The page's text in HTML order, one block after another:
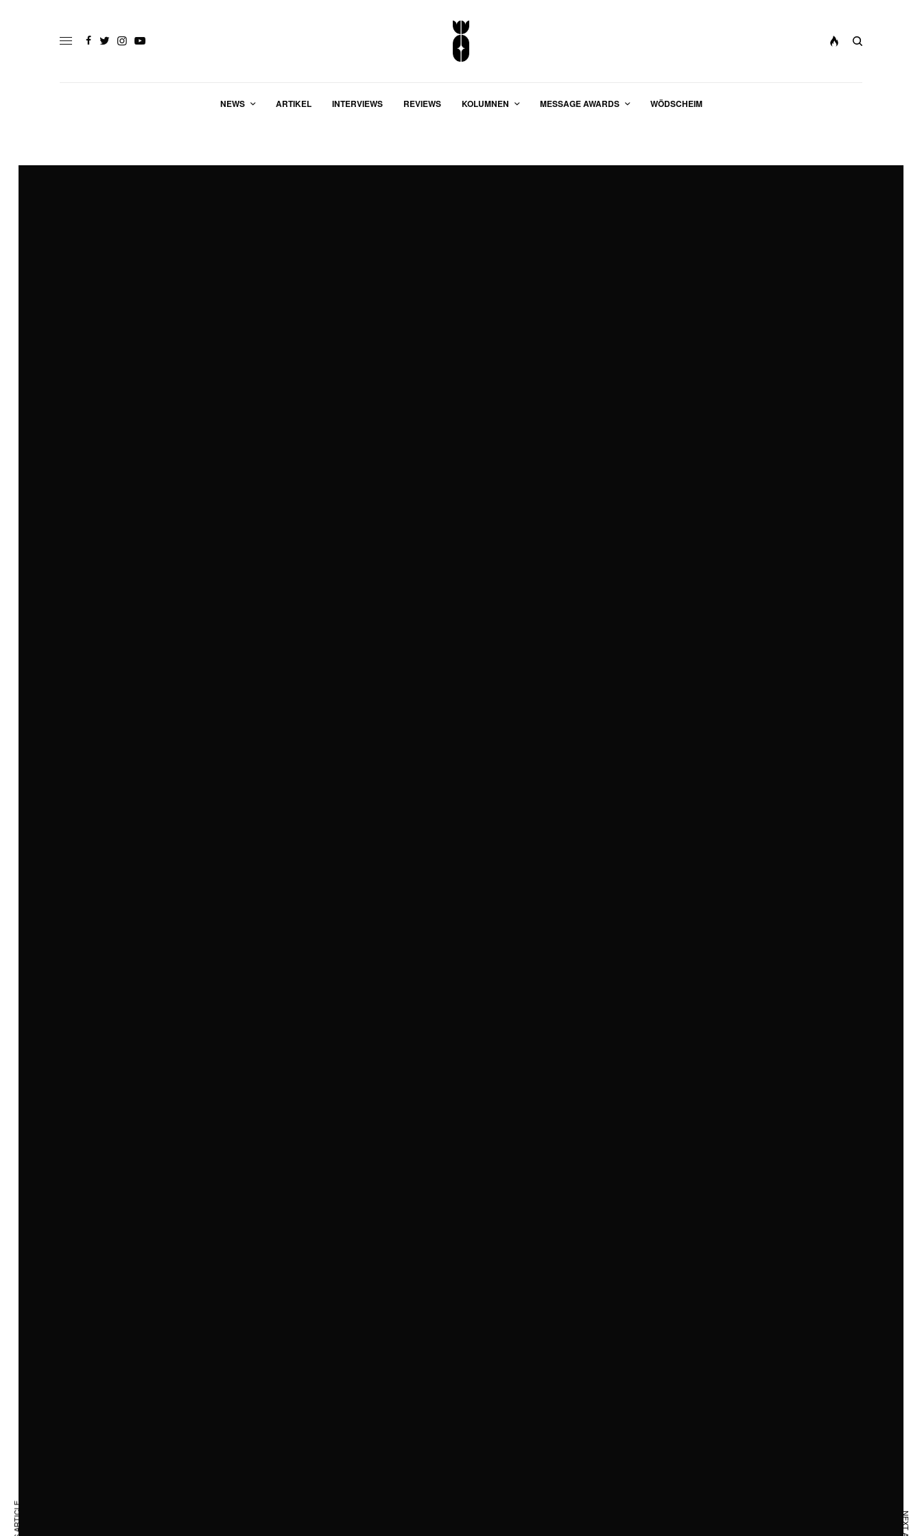
NEWS ARTIKEL INTERVIEWS REVIEWS KOLUMNEN MESSAGE AWARDS WÖDSCHEIM